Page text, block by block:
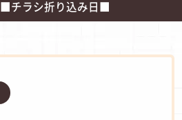
■チラシ折り込み日■